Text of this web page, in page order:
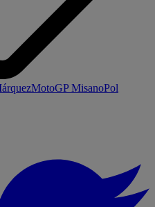
MotoGP MisanoPol